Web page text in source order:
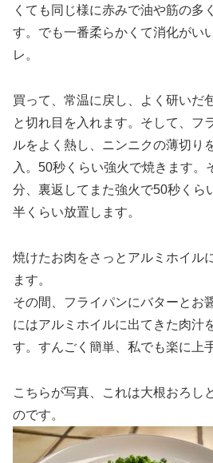
くても同じ様に赤みで油や筋の多
す。でも一番柔らかくて消化がい
レ。
買って、常温に戻し、よく研いだ
と切れ目を入れます。そして、フ
ルをよく熱し、ニンニクの薄切り
入。50秒くらい強火で焼きます。
分、裏返してまた強火で50秒くら
半くらい放置します。
焼けたお肉をさっとアルミホイル
ます。
その間、フライパンにバターとお
にはアルミホイルに出てきた肉汁
す。すんごく簡単、私でも楽に上
こちらが写真、これは大根おろし
のです。